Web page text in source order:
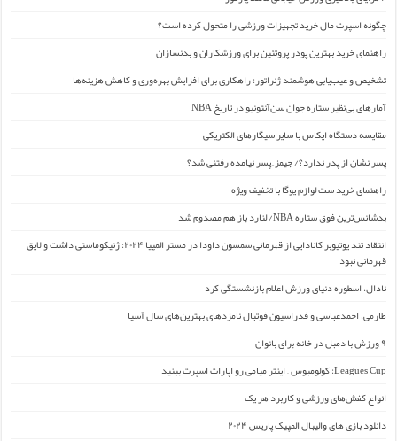
چگونه اسپرت مال خرید تجهیزات ورزشی را متحول کرده است؟
راهنمای خرید بهترین پودر پروتئین برای ورزشکاران و بدنسازان
تشخیص و عیب‌یابی هوشمند ژنراتور: راهکاری برای افزایش بهره‌وری و کاهش هزینه‌ها
آمارهای بی‌نظیر ستاره جوان سن‌آنتونیو در تاریخ NBA
مقایسه دستگاه ایکاس با سایر سیگارهای الکتریکی
پسر نشان از پدر ندارد؟/ جیمز ِ پسر نیامده رفتنی شد؟
راهنمای خرید ست لوازم یوگا با تخفیف ویژه
بدشانس‌ترین فوق ستاره NBA/ لنارد باز هم مصدوم شد
انتقاد تند یوتیوبر کانادایی از قهرمانی سمسون داودا در مستر المپیا ۲۰۲۴: ژنیکوماستی داشت و لایق
قهرمانی نبود
نادال، اسطوره دنیای ورزش اعلام بازنشستگی کرد
طارمی، احمدعباسی و فدراسیون فوتبال نامزدهای بهترین‌های سال آسیا
۹ ورزش با دمبل در خانه برای بانوان
Leagues Cup: کولومبوس – اینتر میامی رو اپارات اسپرت ببنید
انواع کفش‌های ورزشی و کاربرد هر یک
دانلود بازی های والیبال المپیک پاریس ۲۰۲۴